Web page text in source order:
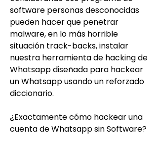
software personas desconocidas
pueden hacer que penetrar
malware, en lo más horrible
situación track-backs, instalar
nuestra herramienta de hacking de
Whatsapp diseñada para hackear
un Whatsapp usando un reforzado
diccionario.
¿Exactamente cómo hackear una
cuenta de Whatsapp sin Software?